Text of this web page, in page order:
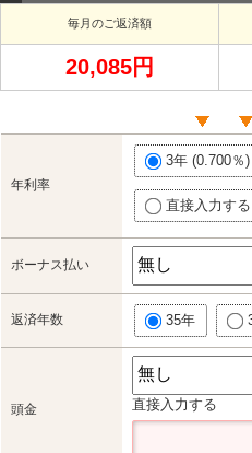
毎月のご返済額
20,085円
年利率
3年 (0.700％)
直接入力する
ボーナス払い
返済年数 35年
頭金 直接入力する